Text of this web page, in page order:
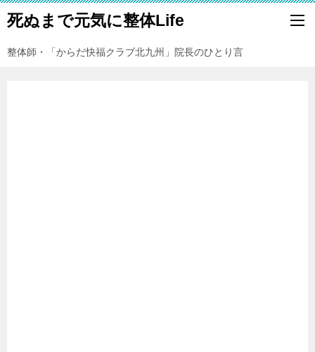
死ぬまで元気に整体Life
整体師・「からだ快福クラブ北九州」院長のひとり言